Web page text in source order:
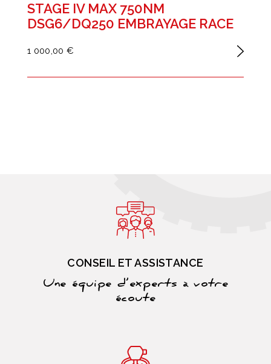
STAGE IV MAX 750NM
DSG6/DQ250 EMBRAYAGE RACE
1 000,00 €
CONSEIL ET ASSISTANCE
Une équipe d’experts à votre
écoute